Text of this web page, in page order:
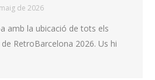
de 2026
amb la ubicació de tots els
RetroBarcelona 2026. Us hi